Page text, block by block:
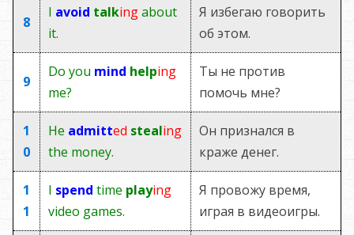
8
I avoid talkingabout
it.
Я избегаю говорить
об этом.
9
Do you mind helping
me?
Ты не против
помочь мне?
1
0
He admitted stealing
the money.
Он признался в
краже денег.
1
1
I spend time playing
video games.
Я провожу время,
играя в видеоигры.